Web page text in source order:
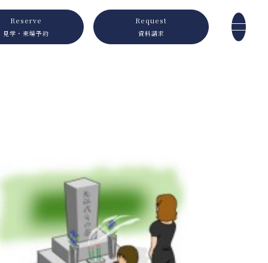
Reserve
見学・来場予約
Request
資料請求